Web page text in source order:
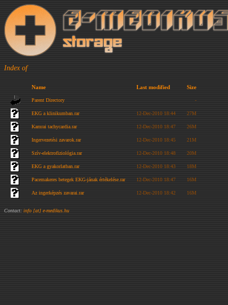
Index of
Name Last modified Size
Parent Directory -
EKG a klinikumban.rar 12-Dec-2010 18:44 27M
Kamrai tachycardia.rar 12-Dec-2010 18:47 26M
Ingervezetési zavarok.rar 12-Dec-2010 18:45 21M
Szív-elektrofiziológia.rar 12-Dec-2010 18:48 20M
EKG a gyakorlatban.rar 12-Dec-2010 18:43 18M
Pacemakeres betegek EKG-jának értékelése.rar 12-Dec-2010 18:47 16M
Az ingerképzés zavarai.rar 12-Dec-2010 18:42 16M
Contact: info [at] e-medikus.hu